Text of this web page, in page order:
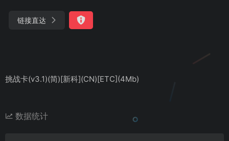
链接直达
挑战卡(v3.1)(简)[新科](CN)[ETC](4Mb)
数据统计